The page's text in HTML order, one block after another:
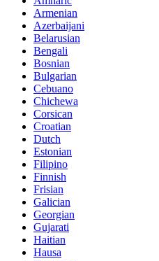
Armenian
Azerbaijani
Belarusian
Bengali
Bosnian
Bulgarian
Cebuano
Chichewa
Corsican
Croatian
Dutch
Estonian
Filipino
Finnish
Frisian
Galician
Georgian
Gujarati
Haitian
Hausa